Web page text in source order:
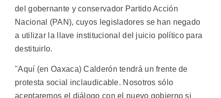
del gobernante y conservador Partido Acción
Nacional (PAN), cuyos legisladores se han negado
a utilizar la llave institucional del juicio político para
destituirlo.
"Aquí (en Oaxaca) Calderón tendrá un frente de
protesta social inclaudicable. Nosotros sólo
aceptaremos el diálogo con el nuevo gobierno si